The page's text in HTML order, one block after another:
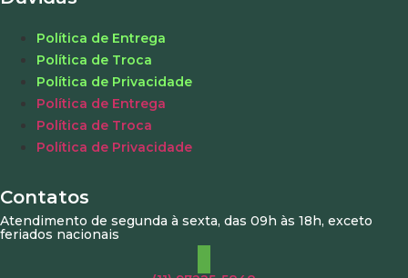
Política de Entrega
Política de Troca
Política de Privacidade
Política de Entrega
Política de Troca
Política de Privacidade
Contatos
Atendimento de segunda à sexta, das 09h às 18h, exceto
feriados nacionais